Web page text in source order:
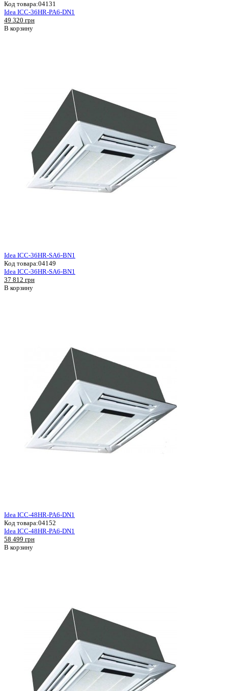
Код товара:04131
Idea ICC-36HR-PA6-DN1
49 320 грн
В корзину
Idea ICC-36HR-SA6-BN1
Код товара:04149
Idea ICC-36HR-SA6-BN1
37 812 грн
В корзину
Idea ICC-48HR-PA6-DN1
Код товара:04152
Idea ICC-48HR-PA6-DN1
58 499 грн
В корзину